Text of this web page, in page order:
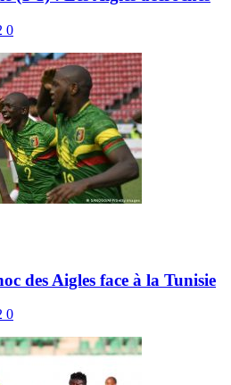
0
des Aigles face à la Tunisie
0